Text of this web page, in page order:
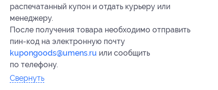
распечатанный купон и отдать курьеру или
менеджеру.
После получения товара необходимо отправить
пин-код на электронную почту
kupongoods@umens.ru или сообщить
по телефону.
Свернуть